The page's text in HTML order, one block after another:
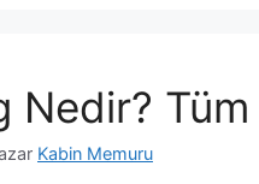
Nedir?
Kabin Memuru